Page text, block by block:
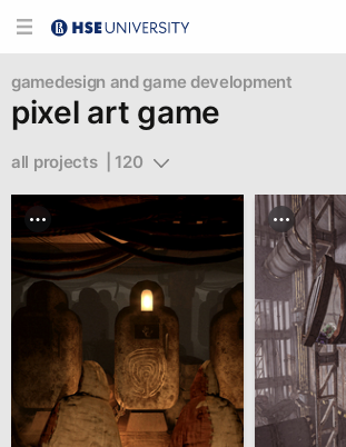
gamedesign and game development
pixel art game
all projects  | 120